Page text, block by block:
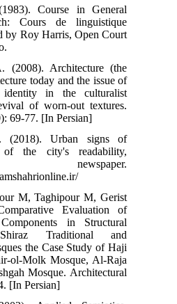
Course in General
Cours de linguistique
by Roy Harris, Open Court
(2008). Architecture (the
today and the issue of
identity in the culturalist
of worn-out textures.
69-77. [In Persian]
(2018). Urban signs of
of the city's readability,
newspaper.
M, Taghipour M, Gerist
Evaluation of
in Structural
Traditional and
the Case Study of Haji
ol-Molk Mosque, Al-Raja
Mosque. Architectural
[In Persian]